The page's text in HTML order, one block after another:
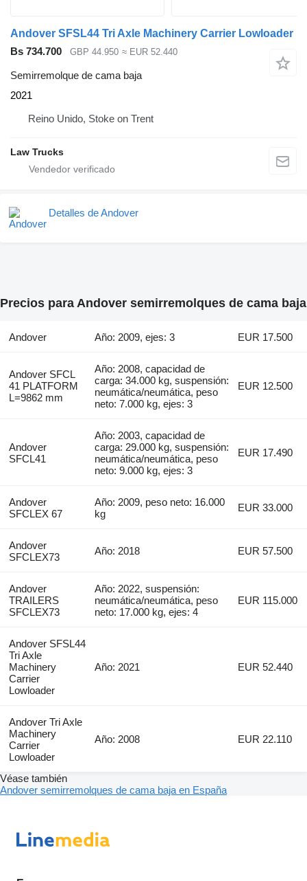
Andover SFSL44 Tri Axle Machinery Carrier Lowloader
Bs 734.700
GBP 44.950 ≈ EUR 52.440
Semirremolque de cama baja
2021
Reino Unido, Stoke on Trent
Law Trucks
Detalles de Andover
Precios para Andover semirremolques de cama baja
Andover Año: 2009, ejes: 3 EUR 17.500
Andover SFCL
41 PLATFORM
L=9862 mm
Año: 2008, capacidad de
carga: 34.000 kg, suspensión:
neumática/neumática, peso
neto: 7.000 kg, ejes: 3
EUR 12.500
Andover
SFCL41
Año: 2003, capacidad de
carga: 29.000 kg, suspensión:
neumática/neumática, peso
neto: 9.000 kg, ejes: 3
EUR 17.490
Andover
SFCLEX 67
Año: 2009, peso neto: 16.000
kg
EUR 33.000
Andover
SFCLEX73
Año: 2018 EUR 57.500
Andover
TRAILERS
SFCLEX73
Año: 2022, suspensión:
neumática/neumática, peso
neto: 17.000 kg, ejes: 4
EUR 115.000
Andover SFSL44
Tri Axle
Machinery
Carrier
Lowloader
Año: 2021 EUR 52.440
Andover Tri Axle
Machinery
Carrier
Lowloader
Año: 2008 EUR 22.110
Véase también
Andover semirremolques de cama baja en España